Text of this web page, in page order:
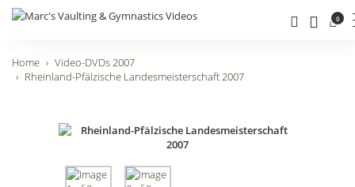
0
Home
Video-DVDs 2007
Rheinland-Pfälzische Landesmeisterschaft 2007